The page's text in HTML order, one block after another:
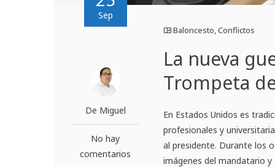
Sep
De Miguel
No hay
comentarios
Baloncesto ,Conflictos
La nueva
Trompeta
En Estados Unidos es
profesionales y
al presidente. Durante los
imágenes del mandatario